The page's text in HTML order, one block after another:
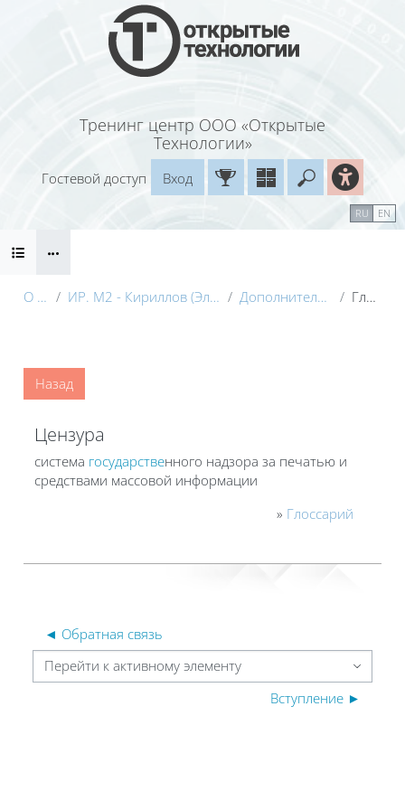
Перейти к основному содержанию
Тренинг центр ООО «Открытые
Технологии»
Введите
Гостевой доступ
Вход
RU EN
Блоки
О курсе ИР. М2 - Кириллов (Электронный курс) с видео Дополнительные материалы Глоссарий
Назад
Цензура
система государственного надзора за печатью и
средствами массовой информации
» Глоссарий
◄ Обратная связь
Перейти к активному элементу
Вступление ►